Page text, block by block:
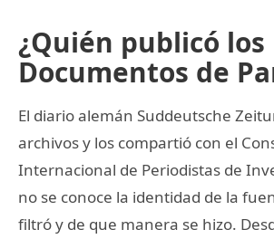
¿Quién publicó los
Documentos de
El diario alemán Suddeutsche
archivos y los compartió con el
Internacional de Periodistas de
no se conoce la identidad de la
filtró y de que manera se hizo.